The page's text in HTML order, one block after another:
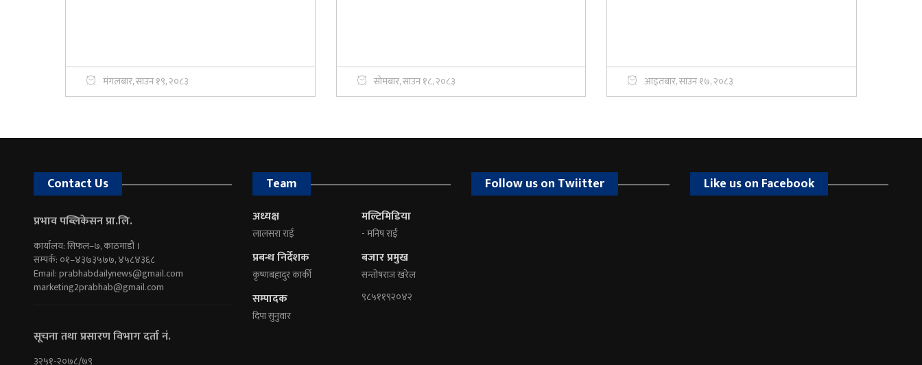
मंगलबार, साउन १९, २०८३ सोमबार, साउन १८, २०८३ आइतबार, साउन १७, २०८३
Contact Us
प्रभाव पब्लिकेसन प्रा.लि.
कार्यालय: सिफल–७, काठमाडौं ।
सम्पर्क: ०१–४३७३५७७, ४५८४३६८
Email:prabhabdailynews@gmail.com
marketing2prabhab@gmail.com
सूचना तथा प्रसारण विभाग दर्ता नं.
३२५१-२०७८/७९
Team
अध्यक्ष
लालसरा राई
प्रबन्ध निर्देशक
कृष्णबहादुर कार्की
सम्पादक
दिपा सुनुवार
मल्टिमिडिया
- मनिष राई
बजार प्रमुख
सन्तोषराज खरेल
९८५११९२०४२
Follow us on Twiitter Like us on Facebook